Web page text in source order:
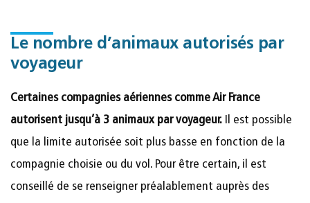
Le nombre d’animaux autorisés par
voyageur
Certaines compagnies aériennes comme Air France
autorisent jusqu’à 3 animaux par voyageur. Il est possible
que la limite autorisée soit plus basse en fonction de la
compagnie choisie ou du vol. Pour être certain, il est
conseillé de se renseigner préalablement auprès des